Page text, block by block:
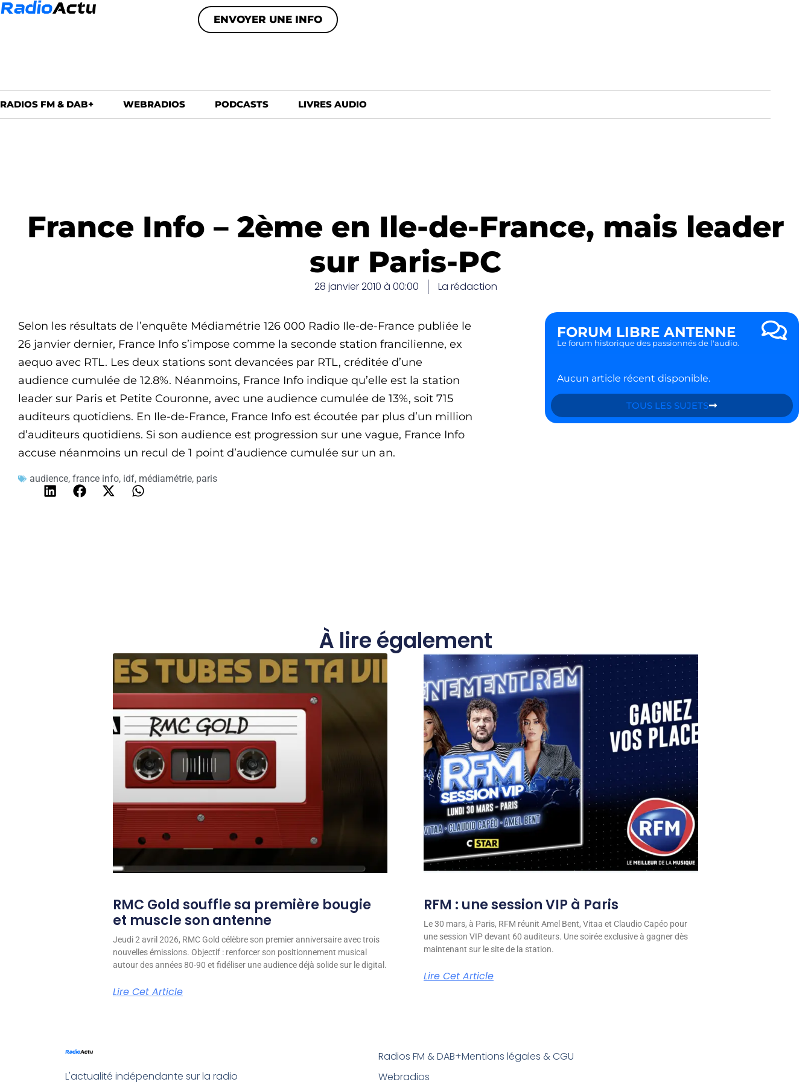
ENVOYER UNE INFO
RADIOS FM & DAB+ WEBRADIOS PODCASTS LIVRES AUDIO
France Info – 2ème en Ile-de-France, mais leader
sur Paris-PC
28 janvier 2010 à 00:00 La rédaction
Selon les résultats de l’enquête Médiamétrie 126 000 Radio Ile-de-France publiée le
26 janvier dernier, France Info s’impose comme la seconde station francilienne, ex
aequo avec RTL. Les deux stations sont devancées par RTL, créditée d’une
audience cumulée de 12.8%. Néanmoins, France Info indique qu’elle est la station
leader sur Paris et Petite Couronne, avec une audience cumulée de 13%, soit 715
auditeurs quotidiens. En Ile-de-France, France Info est écoutée par plus d’un million
d’auditeurs quotidiens. Si son audience est progression sur une vague, France Info
accuse néanmoins un recul de 1 point d’audience cumulée sur un an.
audience, france info, idf, médiamétrie, paris
FORUM LIBRE ANTENNE
Le forum historique des passionnés de l'audio.
Aucun article récent disponible.
TOUS LES SUJETS
À lire également
RMC Gold souffle sa première bougie
et muscle son antenne
Jeudi 2 avril 2026, RMC Gold célèbre son premier anniversaire avec trois
nouvelles émissions. Objectif : renforcer son positionnement musical
autour des années 80-90 et fidéliser une audience déjà solide sur le digital.
Lire Cet Article
RFM : une session VIP à Paris
Le 30 mars, à Paris, RFM réunit Amel Bent, Vitaa et Claudio Capéo pour
une session VIP devant 60 auditeurs. Une soirée exclusive à gagner dès
maintenant sur le site de la station.
Lire Cet Article
L'actualité indépendante sur la radio
Radios FM & DAB+
Webradios
Mentions légales & CGU